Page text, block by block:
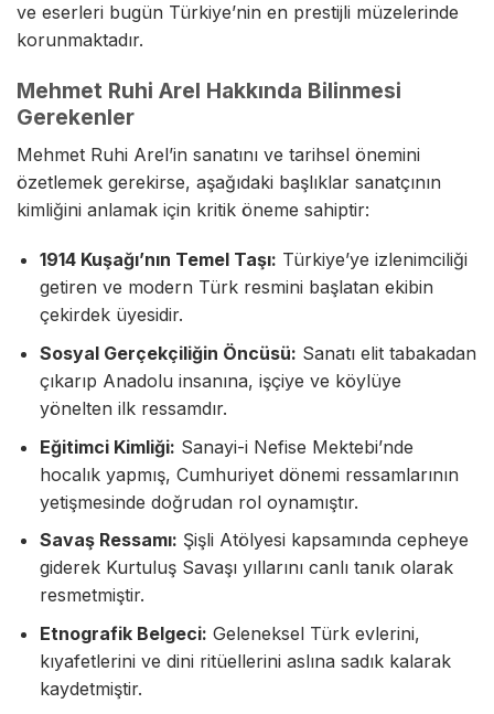
ve eserleri bugün Türkiye’nin en prestijli müzelerinde
korunmaktadır.
Mehmet Ruhi Arel Hakkında Bilinmesi
Gerekenler
Mehmet Ruhi Arel’in sanatını ve tarihsel önemini
özetlemek gerekirse, aşağıdaki başlıklar sanatçının
kimliğini anlamak için kritik öneme sahiptir:
1914 Kuşağı’nın Temel Taşı: Türkiye’ye izlenimciliği
getiren ve modern Türk resmini başlatan ekibin
çekirdek üyesidir.
Sosyal Gerçekçiliğin Öncüsü: Sanatı elit tabakadan
çıkarıp Anadolu insanına, işçiye ve köylüye
yönelten ilk ressamdır.
Eğitimci Kimliği: Sanayi-i Nefise Mektebi’nde
hocalık yapmış, Cumhuriyet dönemi ressamlarının
yetişmesinde doğrudan rol oynamıştır.
Savaş Ressamı: Şişli Atölyesi kapsamında cepheye
giderek Kurtuluş Savaşı yıllarını canlı tanık olarak
resmetmiştir.
Etnografik Belgeci: Geleneksel Türk evlerini,
kıyafetlerini ve dini ritüellerini aslına sadık kalarak
kaydetmiştir.